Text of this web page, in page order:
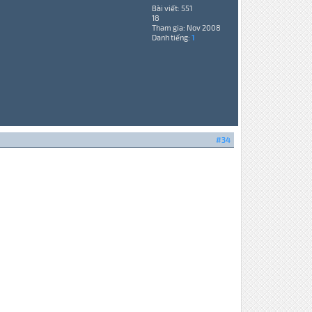
Bài viết: 551
18
Tham gia: Nov 2008
Danh tiếng: 1
#34